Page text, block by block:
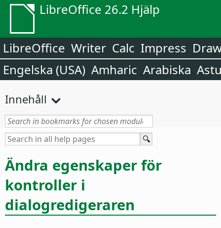
LibreOffice 26.2 Hjälp
LibreOffice Writer Calc Impress
Engelska (USA) Amharic Arabiska
Innehåll
Ändra egenskaper för
kontroller i
dialogredigeraren